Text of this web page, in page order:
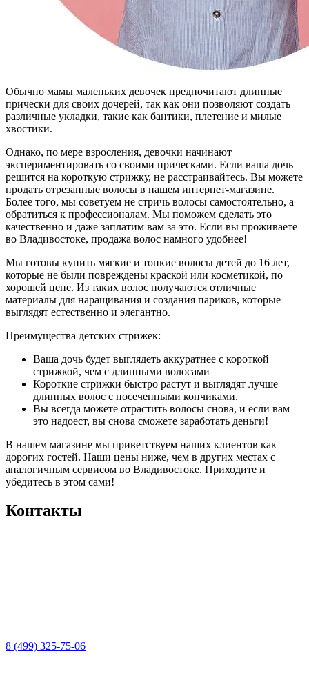
Обычно мамы маленьких девочек предпочитают длинные
прически для своих дочерей, так как они позволяют создать
различные укладки, такие как бантики, плетение и милые
хвостики.
Однако, по мере взросления, девочки начинают
экспериментировать со своими прическами. Если ваша дочь
решится на короткую стрижку, не расстраивайтесь. Вы можете
продать отрезанные волосы в нашем интернет-магазине.
Более того, мы советуем не стричь волосы самостоятельно, а
обратиться к профессионалам. Мы поможем сделать это
качественно и даже заплатим вам за это. Если вы проживаете
во Владивостоке, продажа волос намного удобнее!
Мы готовы купить мягкие и тонкие волосы детей до 16 лет,
которые не были повреждены краской или косметикой, по
хорошей цене. Из таких волос получаются отличные
материалы для наращивания и создания париков, которые
выглядят естественно и элегантно.
Преимущества детских стрижек:
Ваша дочь будет выглядеть аккуратнее с короткой
стрижкой, чем с длинными волосами
Короткие стрижки быстро растут и выглядят лучше
длинных волос с посеченными кончиками.
Вы всегда можете отрастить волосы снова, и если вам
это надоест, вы снова сможете заработать деньги!
В нашем магазине мы приветствуем наших клиентов как
дорогих гостей. Наши цены ниже, чем в других местах с
аналогичным сервисом во Владивостоке. Приходите и
убедитесь в этом сами!
Контакты
8 (499) 325-75-06